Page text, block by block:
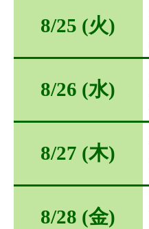
8/25 (火)
8/26 (水)
8/27 (木)
8/28 (金)